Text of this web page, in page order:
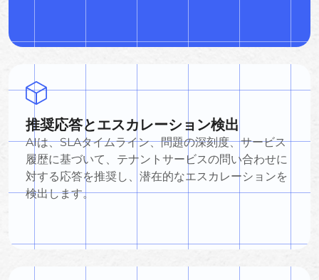
推奨応答とエスカレーション検出
AIは、SLAタイムライン、問題の深刻度、サービス
履歴に基づいて、テナントサービスの問い合わせに
対する応答を推奨し、潜在的なエスカレーションを
検出します。